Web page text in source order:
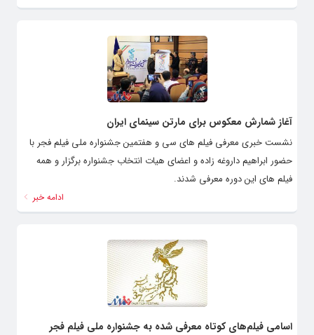
آغاز شمارش معکوس برای مارتن سینمای ایران
نشست خبری معرفی فیلم های سی و هفتمین جشنواره ملی فیلم فجر با
حضور ابراهیم داروغه زاده و اعضای هیات انتخاب جشنواره برگزار و همه
فیلم های این دوره معرفی شدند.
ادامه خبر
اسامی فیلم‌های کوتاه معرفی شده به جشنواره ملی فیلم فجر